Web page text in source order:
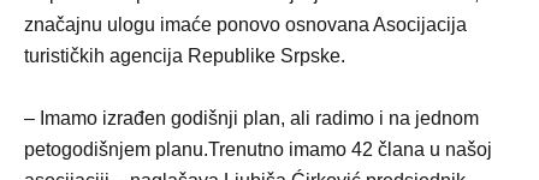
značajnu ulogu imaće ponovo osnovana Asocijacija
turističkih agencija Republike Srpske.
– Imamo izrađen godišnji plan, ali radimo i na jednom
petogodišnjem planu.Trenutno imamo 42 člana u našoj